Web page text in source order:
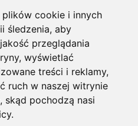
plików cookie i innych
śledzenia, aby
przeglądania
wyświetlać
treści i reklamy,
ruch w naszej witrynie
skąd pochodzą nasi